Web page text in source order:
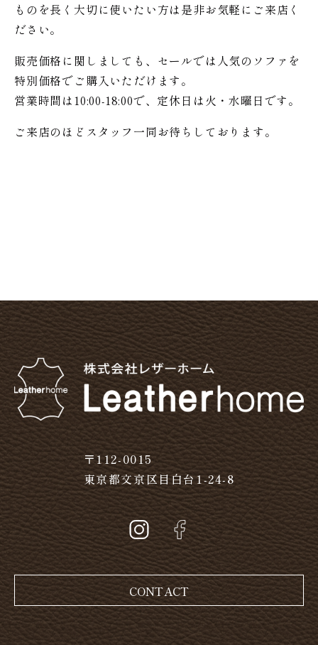
ものを長く大切に使いたい方は是非お気軽にご来店く
ださい。
販売価格に関しましても、セールでは人気のソファを
特別価格でご購入いただけます。
営業時間は10:00-18:00で、定休日は火・水曜日です。
ご来店のほどスタッフ一同お待ちしております。
〒112-0015
東京都文京区目白台1-24-8
CONTACT